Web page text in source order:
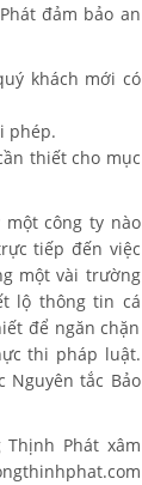
đảm bảo an
khách mới có
phép.
thiết cho mục
công ty nào
tiếp đến việc
một vài trường
lộ thông tin cá
để ngăn chặn
thi pháp luật.
Nguyên tắc Bảo
Phát xâm